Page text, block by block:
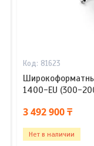
81623
1400-EU (300-
3 492 900 ₸
Нет в наличии